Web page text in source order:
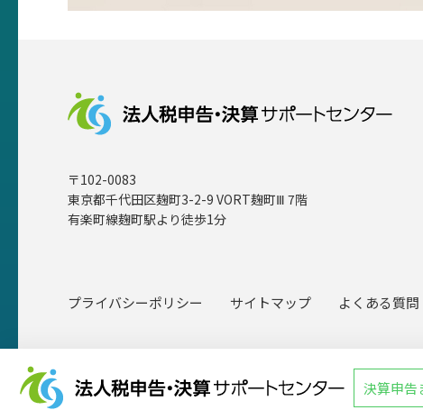
〒102-0083
東京都千代田区麹町3-2-9 VORT麹町Ⅲ 7階
有楽町線麹町駅より徒歩1分
プライバシーポリシー サイトマップ よくある質問
決算申告